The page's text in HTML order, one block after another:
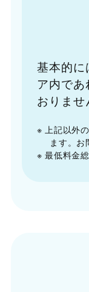
基本的に
ア内で
おりませ
※ 上記以外
ます。お
※ 最低料金